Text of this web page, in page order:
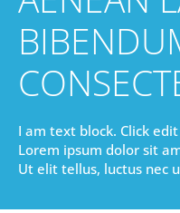
I am text block. Click
Lorem ipsum dolor sit
Ut elit tellus, luctus nec